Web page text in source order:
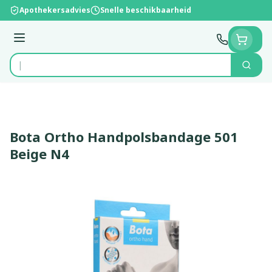
Ga naar de inhoud
Apothekersadvies Snelle beschikbaarheid
Menu
Product, merk, categorie...
Zoek
Bota Ortho Handpolsbandage 501
Beige N4